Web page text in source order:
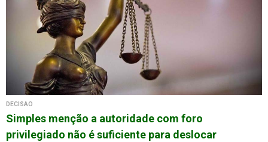
DECISÃO
Simples menção a autoridade com foro
privilegiado não é suficiente para deslocar